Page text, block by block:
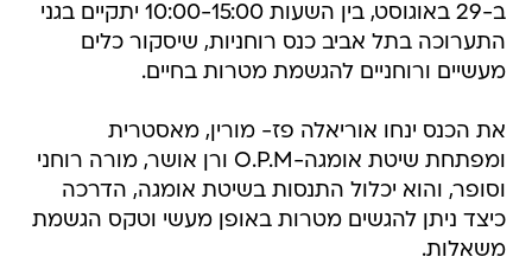
ב-29 באוגוסט, בין השעות 10:00-15:00 יתקיים בגני
התערוכה בתל אביב כנס רוחניות, שיסקור כלים
מעשיים ורוחניים להגשמת מטרות בחיים.
את הכנס ינחו אוריאלה פז- מורין, מאסטרית
ומפתחת שיטת אומגה-O.P.M ורן אושר, מורה רוחני
וסופר, והוא יכלול התנסות בשיטת אומגה, הדרכה
כיצד ניתן להגשים מטרות באופן מעשי וטקס הגשמת
משאלות.